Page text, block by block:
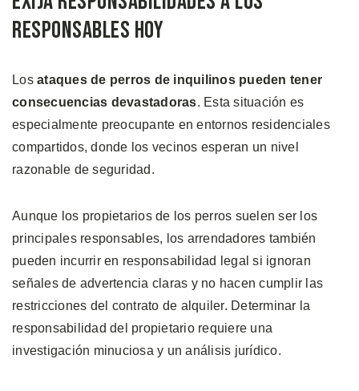
Responsables Hoy
Los ataques de perros de inquilinos pueden tener
consecuencias devastadoras. Esta situación es
especialmente preocupante en entornos residenciales
compartidos, donde los vecinos esperan un nivel
razonable de seguridad.
Aunque los propietarios de los perros suelen ser los
principales responsables, los arrendadores también
pueden incurrir en responsabilidad legal si ignoran
señales de advertencia claras y no hacen cumplir las
restricciones del contrato de alquiler. Determinar la
responsabilidad del propietario requiere una
investigación minuciosa y un análisis jurídico.